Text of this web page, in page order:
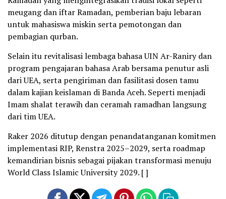
meugang dan iftar Ramadan, pemberian baju lebaran
untuk mahasiswa miskin serta pemotongan dan
pembagian qurban.
Selain itu revitalisasi lembaga bahasa UIN Ar-Raniry dan
program pengajaran bahasa Arab bersama penutur asli
dari UEA, serta pengiriman dan fasilitasi dosen tamu
dalam kajian keislaman di Banda Aceh. Seperti menjadi
Imam shalat terawih dan ceramah ramadhan langsung
dari tim UEA.
Raker 2026 ditutup dengan penandatanganan komitmen
implementasi RIP, Renstra 2025–2029, serta roadmap
kemandirian bisnis sebagai pijakan transformasi menuju
World Class Islamic University 2029. [ ]